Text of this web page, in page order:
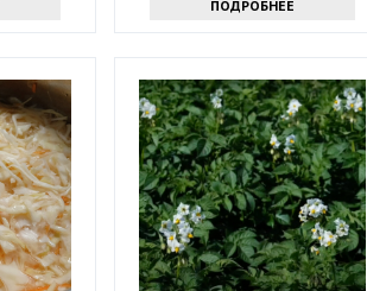
ПОДРОБНЕЕ